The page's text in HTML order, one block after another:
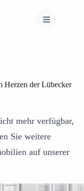
Herzen der Lübecker
mehr verfügbar,
Sie weitere
auf unserer